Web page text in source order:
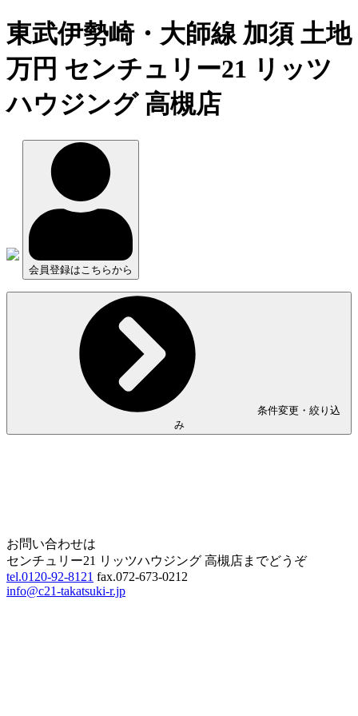
東武伊勢崎・大師線 加須 土地
万円 センチュリー21 リッツ
ハウジング 高槻店
会員登録はこちらから
条件変更・絞り込
み
お問い合わせは
センチュリー21 リッツハウジング 高槻店までどうぞ
tel.0120-92-8121 fax.072-673-0212
info@c21-takatsuki-r.jp